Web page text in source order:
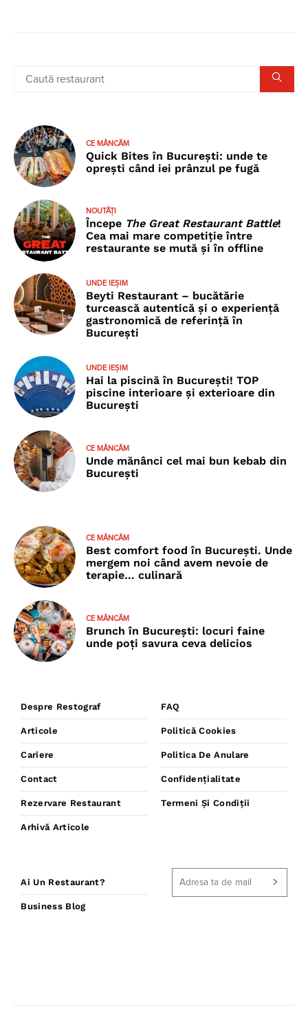
CE MÂNCĂM
Quick Bites în București: unde te
oprești când iei prânzul pe fugă
NOUTĂȚI
Începe The Great Restaurant Battle!
Cea mai mare competiție între
restaurante se mută și în offline
UNDE IEȘIM
Beyti Restaurant – bucătărie
turcească autentică și o experiență
gastronomică de referință în
București
UNDE IEȘIM
Hai la piscină în București! TOP
piscine interioare și exterioare din
București
CE MÂNCĂM
Unde mănânci cel mai bun kebab din
București
CE MÂNCĂM
Best comfort food în București. Unde
mergem noi când avem nevoie de
terapie… culinară
CE MÂNCĂM
Brunch în București: locuri faine
unde poţi savura ceva delicios
Despre Restograf
Articole
Cariere
Contact
Rezervare Restaurant
Arhivă Articole
FAQ
Politică Cookies
Politica De Anulare
Confidențialitate
Termeni Și Condiții
Ai Un Restaurant?
Business Blog